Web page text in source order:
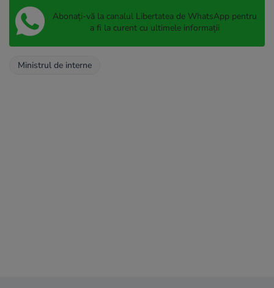
Abonați-vă la canalul Libertatea de WhatsApp pentru
a fi la curent cu ultimele informații
Ministrul de interne